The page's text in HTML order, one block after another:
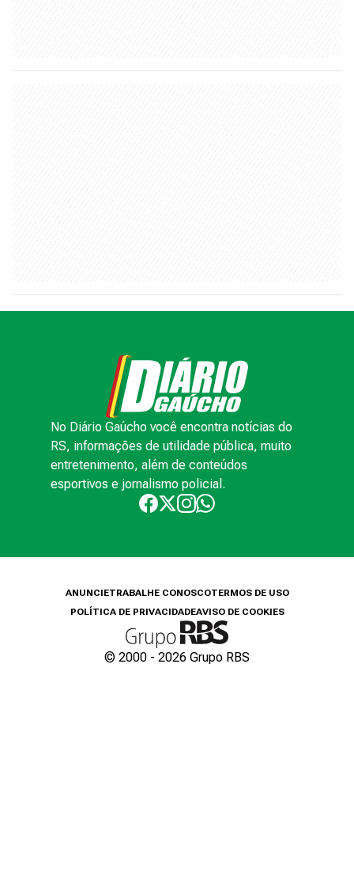
No Diário Gaúcho você encontra notícias do
RS, informações de utilidade pública, muito
entretenimento, além de conteúdos
esportivos e jornalismo policial.
ANUNCIETRABALHE CONOSCOTERMOS DE USO
POLÍTICA DE PRIVACIDADEAVISO DE COOKIES
© 2000 - 2026 Grupo RBS